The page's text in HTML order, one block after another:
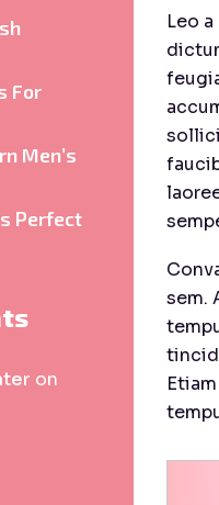
Leo
sem.
For
Men’s
Perfect
on